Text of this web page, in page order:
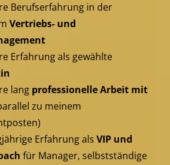
Berufserfahrung in der
Vertriebs- und
Erfahrung als gewählte
lang professionelle Arbeit mit
zu meinem
Erfahrung als VIP und
für Manager, selbstständige